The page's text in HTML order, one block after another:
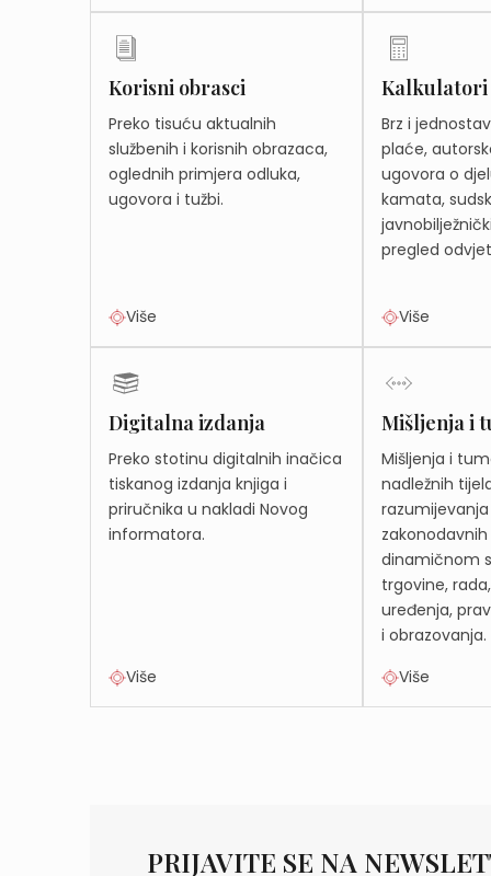
Korisni obrasci
Preko tisuću aktualnih
službenih i korisnih obrazaca,
oglednih primjera odluka,
ugovora i tužbi.
Više
Kalkulatori
Brz i
plaće,
ugovora o
kamata,
pregled
Više
Digitalna izdanja
Preko stotinu digitalnih inačica
tiskanog izdanja knjiga i
priručnika u nakladi Novog
informatora.
Više
Mišljenja i
Mišljenja i
nadležnih
dinamičnom
trgovine,
uređenja,
i obrazovanja.
Više
PRIJAVITE SE NA